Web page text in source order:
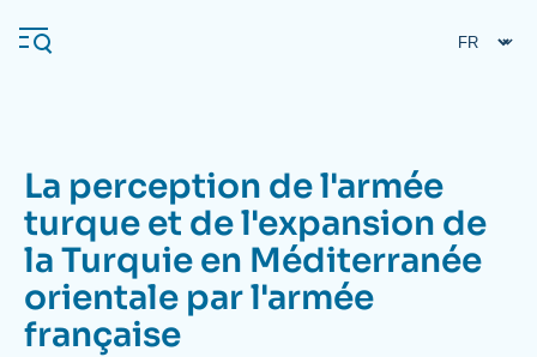
au
contenu
Navigation
principale
L'Ifri
Analyses
La perception de l'armée
turque et de l'expansion de
la Turquie en Méditerranée
orientale par l'armée
française